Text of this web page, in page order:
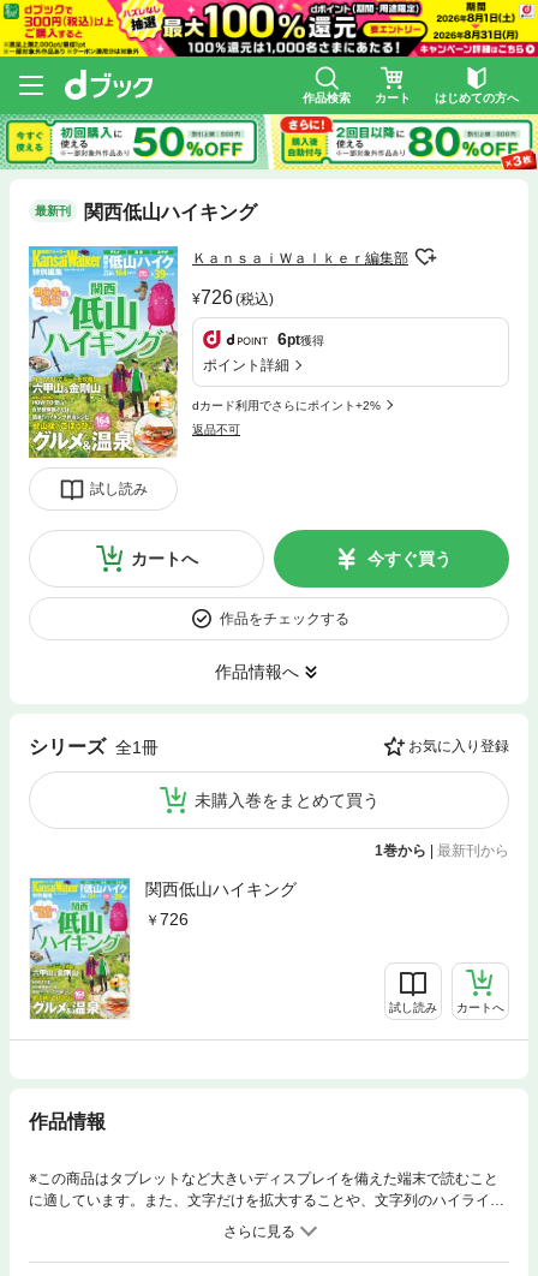
作品検索 カート はじめての方へ
最新刊 関西低山ハイキング
試し読み
ＫａｎｓａｉＷａｌｋｅｒ編集部
726(税込)
6pt獲得
ポイント詳細
dカード利用でさらにポイント+2%
返品不可
カートへ 今すぐ買う
作品をチェックする
作品情報へ
シリーズ 全1冊 お気に入り登録
未購入巻をまとめて買う
1巻から | 最新刊から
関西低山ハイキング
726
試し読み カートへ
作品情報
※この商品はタブレットなど大きいディスプレイを備えた端末で読むこと
に適しています。また、文字だけを拡大することや、文字列のハイライ
ト、検索、辞書の参照、引用などの機能が使用できません。■日帰りらく
らく山登り全39コース。 大パノラマ、高山植物、パワースポット、滝道
など■関西2大山系に登ろう！六甲山＆金剛山を特大MAPでルート攻略！